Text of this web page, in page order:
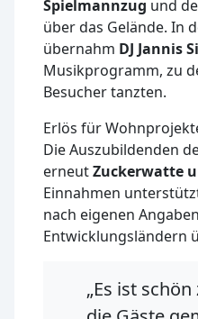
Spielmannzug und
über das Gelände. In
übernahm DJ Jannis
Musikprogramm, zu
Besucher tanzten.
Erlös für
Die Auszubildenden
erneutZuckerwatte
Einnahmen
nach eigenen
Entwicklungsländern
„Es ist